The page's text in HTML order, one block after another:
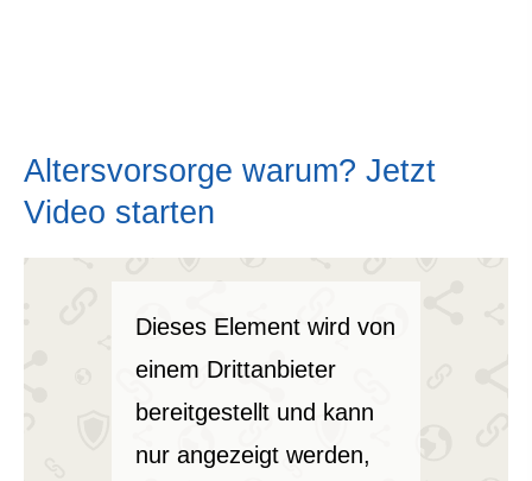
Alters­vorsorge warum? Jetzt
Video starten
Dieses Element wird von
einem Drittanbieter
bereitgestellt und kann
nur angezeigt werden,